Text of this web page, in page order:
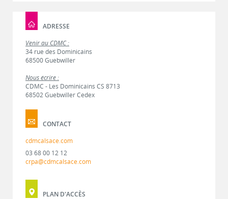
ADRESSE
Venir au CDMC :
34 rue des Dominicains
68500 Guebwiller
Nous écrire :
CDMC - Les Dominicains CS 8713
68502 Guebwiller Cedex
CONTACT
cdmcalsace.com
03 68 00 12 12
crpa@cdmcalsace.com
PLAN D'ACCÈS